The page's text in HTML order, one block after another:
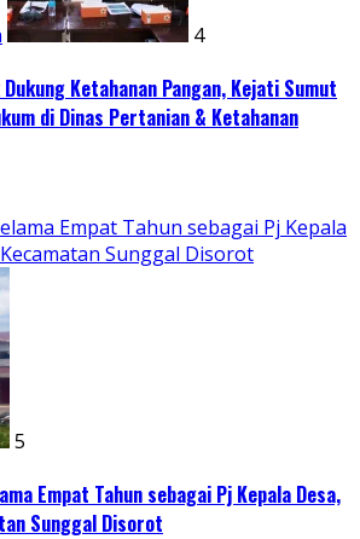
4
Ketahanan Pangan, Kejati Sumut
di Dinas Pertanian & Ketahanan
Empat Tahun sebagai Pj Kepala
Sunggal Disorot
5
Empat Tahun sebagai Pj Kepala Desa,
Sunggal Disorot